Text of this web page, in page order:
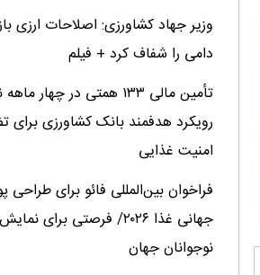
وزیر جهاد کشاورزی: اصلاحات ارزی
دامی را شفاف کرد + فیلم
تأمین مالی ۱۳۳ همتی در
رویکرد هدفمند بانک کشاورزی برای
امنیت غذایی
فراخوان بین‌المللی فائو برای طراحی
جهانی غذا ۲۰۲۶/ فرصتی برای
نوجوانان جهان